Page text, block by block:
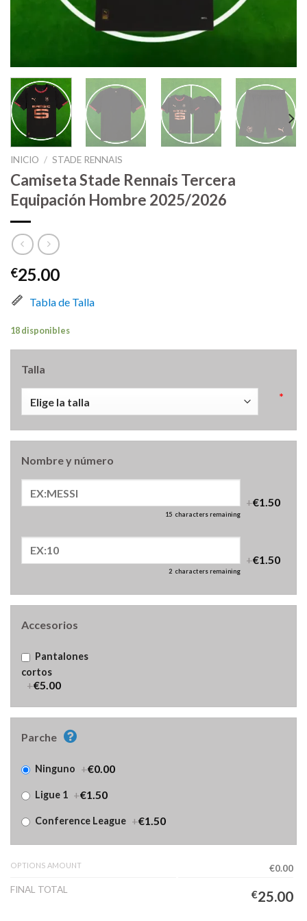
INICIO / STADE RENNAIS
Camiseta Stade Rennais Tercera
Equipación Hombre 2025/2026
€25.00
Tabla de Talla
18 disponibles
Talla
*
Nombre y número
15 characters remaining
+€1.50
2 characters remaining
+€1.50
Accesorios
Pantalones
cortos
+€5.00
Parche
Ninguno +€0.00
Ligue 1 +€1.50
Conference League +€1.50
OPTIONS AMOUNT
€0.00
FINAL TOTAL
€25.00